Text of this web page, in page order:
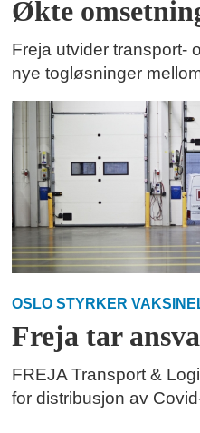
Økte
Freja utvider transport-
nye togløsninger
OSLO STYRKER
Freja tar
FREJA Transport &
for distribusjon av